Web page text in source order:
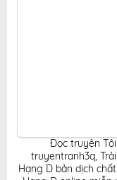
Đọc truyện
truyentranh3q,
Hạng D bản dịch